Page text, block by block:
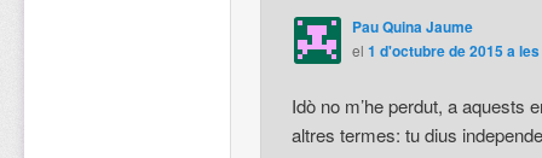
Pau Quina Jaume
el 1 d'octubre de 2015 a
Idò no m’he perdut, a aquests
altres termes: tu dius